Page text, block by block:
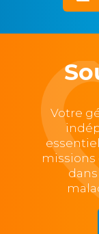
Votre
missions